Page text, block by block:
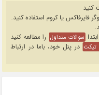
کنید
سوالات متداول را مطالعه کنید
تیکت در پنل خود، باما در ارتباط